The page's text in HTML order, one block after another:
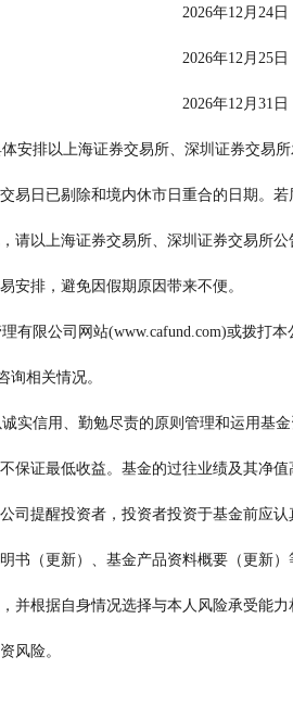
                                                                                                    2026年12月24日
                                                                                                    2026年12月25日
                                                                                                    2026年12月31日
通交易日的具体安排以上海证券交易所、深圳证券交易
非港股通交易日已剔除和境内休市日重合的日期。
发生变化，请以上海证券交易所、深圳证券交易所
做好交易安排，避免因假期原因带来不便。
长安基金管理有限公司网站(www.cafund.com)或拨打
）咨询相关情况。
本公司承诺以诚实信用、勤勉尽责的原则管理和运用基
盈利，也不保证最低收益。基金的过往业绩及其净
表现。本公司提醒投资者，投资者投资于基金前应
、招募说明书（更新）、基金产品资料概要（更
收益特征，并根据自身情况选择与本人风险承受能
投资风险。